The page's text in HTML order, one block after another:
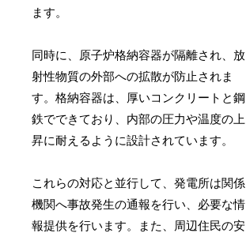
ます。
同時に、原子炉格納容器が隔離され、放
射性物質の外部への拡散が防止されま
す。格納容器は、厚いコンクリートと鋼
鉄でできており、内部の圧力や温度の上
昇に耐えるように設計されています。
これらの対応と並行して、発電所は関係
機関へ事故発生の通報を行い、必要な情
報提供を行います。また、周辺住民の安